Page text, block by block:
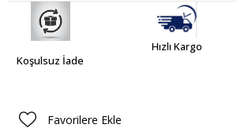
Koşulsuz İade
Hızlı Kargo
Favorilere Ekle